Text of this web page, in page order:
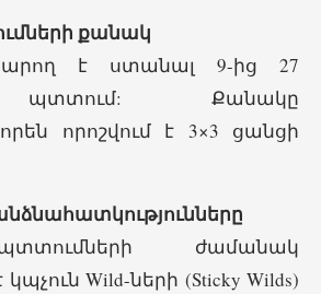
քանակ
է ստանալ 9-ից 27
Քանակը
որոշվում է 3×3 ցանցի
ժամանակ
Wild-ների (Sticky Wilds)